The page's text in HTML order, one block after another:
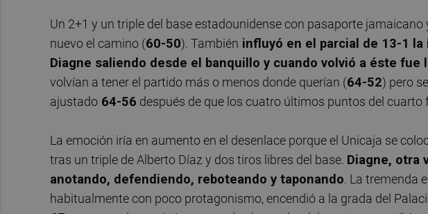
Un 2+1 y un triple del base estadounidense con pasaporte
nuevo el camino (60-50). También influyó en el parcial de 13-1
Diagne saliendo desde el banquillo y cuando volvió a éste fue
volvían a tener el partido más o menos donde querían (64-52) pero
ajustado 64-56 después de que los cuatro últimos puntos del cuarto
La emoción iría en aumento en el desenlace porque el Unicaja se
tras un triple de Alberto Díaz y dos tiros libres del base. Diagne, otra
anotando, defendiendo, reboteando y taponando. La tremenda
habitualmente con poco protagonismo, encendió a la grada del